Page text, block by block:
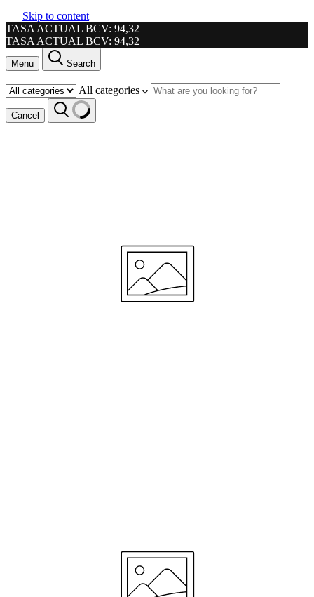
Skip to content
TASA ACTUAL BCV: 94,32
TASA ACTUAL BCV: 94,32
Menu Search
All categories
Cancel